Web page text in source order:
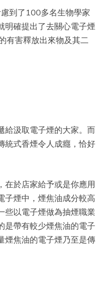
到了100多名生物學家
明確提出了去關心電子煙
有害釋放出來物及其二
給汲取電子煙的大家。而
統式香煙令人成癮，恰好
在於店家給予或是你應用
子煙中，煙焦油成分較高
些以電子煙做為抽煙職業
是帶有較少煙焦油的電子
煙焦油的電子煙乃至是傳